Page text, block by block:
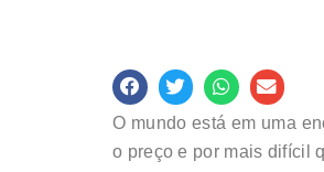
O mundo está em uma
o preço e por mais difícil